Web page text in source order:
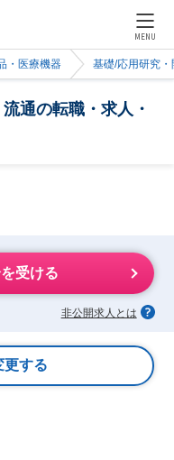
MENU
・医療機器 基礎/応用研究・
通の転職・求人・
受ける
非公開求人とは
更する